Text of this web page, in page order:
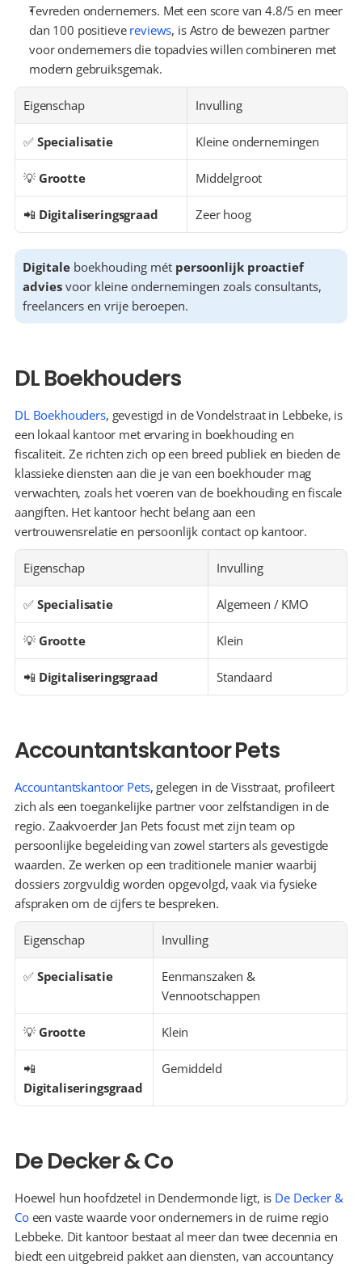
Tevreden ondernemers. Met een score van 4.8/5 en meer
dan 100 positieve reviews, is Astro de bewezen partner
voor ondernemers die topadvies willen combineren met
modern gebruiksgemak.
Eigenschap Invulling
✅ Specialisatie Kleine ondernemingen
💡 Grootte Middelgroot
📲 Digitaliseringsgraad Zeer hoog
Digitale boekhouding mét persoonlijk proactief
advies voor kleine ondernemingen zoals consultants,
freelancers en vrije beroepen.
DL Boekhouders
DL Boekhouders, gevestigd in de Vondelstraat in Lebbeke, is
een lokaal kantoor met ervaring in boekhouding en
fiscaliteit. Ze richten zich op een breed publiek en bieden de
klassieke diensten aan die je van een boekhouder mag
verwachten, zoals het voeren van de boekhouding en fiscale
aangiften. Het kantoor hecht belang aan een
vertrouwensrelatie en persoonlijk contact op kantoor.
Eigenschap Invulling
✅ Specialisatie Algemeen / KMO
💡 Grootte Klein
📲 Digitaliseringsgraad Standaard
Accountantskantoor Pets
Accountantskantoor Pets, gelegen in de Visstraat, profileert
zich als een toegankelijke partner voor zelfstandigen in de
regio. Zaakvoerder Jan Pets focust met zijn team op
persoonlijke begeleiding van zowel starters als gevestigde
waarden. Ze werken op een traditionele manier waarbij
dossiers zorgvuldig worden opgevolgd, vaak via fysieke
afspraken om de cijfers te bespreken.
Eigenschap Invulling
✅ Specialisatie
Eenmanszaken &
Vennootschappen
💡 Grootte Klein
Digitaliseringsgraad
Gemiddeld
De Decker & Co
Hoewel hun hoofdzetel in Dendermonde ligt, is De Decker &
Co een vaste waarde voor ondernemers in de ruime regio
Lebbeke. Dit kantoor bestaat al meer dan twee decennia en
biedt een uitgebreid pakket aan diensten, van accountancy